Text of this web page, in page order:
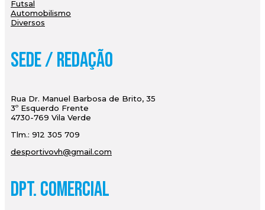
Futsal
Automobilismo
Diversos
Sede / Redação
Rua Dr. Manuel Barbosa de Brito, 35
3º Esquerdo Frente
4730-769 Vila Verde
Tlm.: 912 305 709
desportivovh@gmail.com
Dpt. Comercial